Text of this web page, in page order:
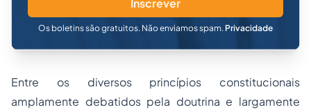
Inscrever
Os boletins são gratuitos. Não enviamos spam. Privacidade
Entre os diversos princípios constitucionais
amplamente debatidos pela doutrina e largamente